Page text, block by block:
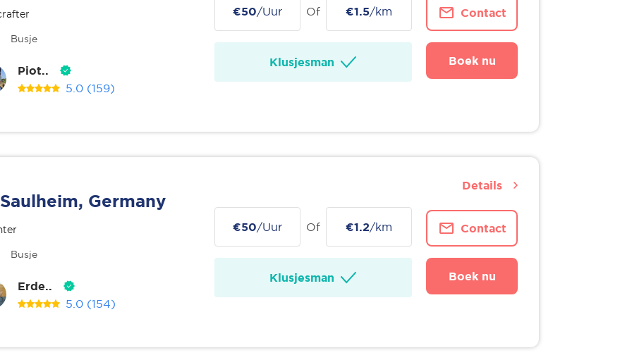
Busje
Piot..
5.0 (159)
€50/Uur Of €1.5/km
Klusjesman
Contact
Boek nu
Saulheim, Germany
Busje
Erde..
5.0 (154)
€50/Uur Of €1.2/km
Klusjesman
Contact
Boek nu
Details